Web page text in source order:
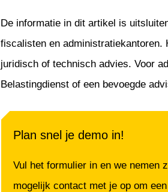
De informatie in dit artikel is
fiscalisten en administratiekantoren.
juridisch of technisch advies. Voor
Belastingdienst of een bevoegde
Plan snel je demo in!
Vul het formulier in en we nemen
mogelijk contact met je op om